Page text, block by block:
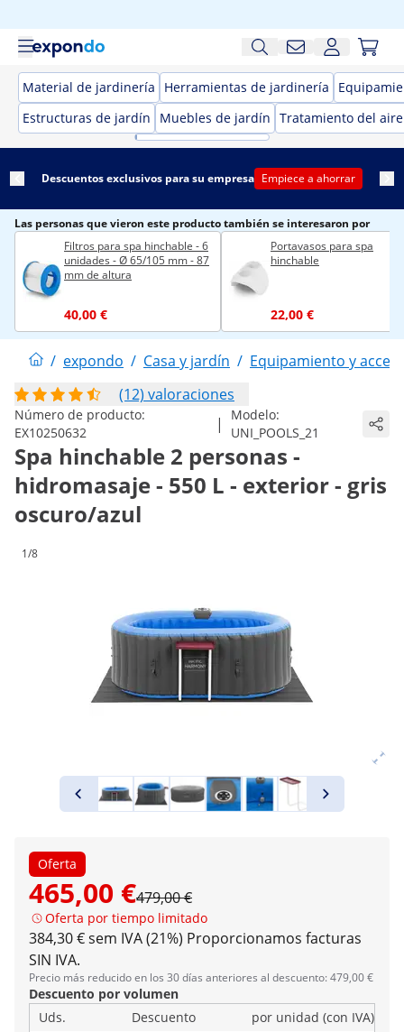
Material de jardinería Herramientas de jardinería
Estructuras de jardín
Muebles de jardín Tratamiento del aire
Descuentos exclusivos para su empresa Empiece a ahorrar
Las personas que vieron este producto también se interesaron por
Filtros para spa hinchable - 6
unidades - Ø 65/105 mm - 87
mm de altura
40,00 €
Portavasos para spa
hinchable
22,00 €
/ expondo / Casa y jardín / Equipamiento y
(12) valoraciones
Número de producto:
EX10250632
|
Modelo:
UNI_POOLS_21
Spa hinchable 2 personas -
hidromasaje - 550 L - exterior - gris
oscuro/azul
1/8
Oferta
465,00 €479,00 €
Oferta por tiempo limitado
384,30 € sem IVA (21%) Proporcionamos facturas
SIN IVA.
Precio más reducido en los 30 días anteriores al descuento: 479,00 €
Descuento por volumen
Uds.
Descuento
por unidad (con IVA)